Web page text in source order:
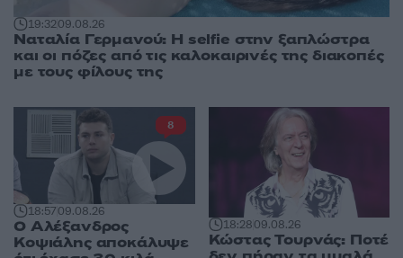
19:3209.08.26
Ναταλία Γερμανού: Η selfie στην ξαπλώστρα
και οι πόζες από τις καλοκαιρινές της διακοπές
με τους φίλους της
18:5709.08.26
Ο Αλέξανδρος
Κοψιάλης αποκάλυψε
8
18:2809.08.26
Κώστας Τουρνάς: Ποτέ